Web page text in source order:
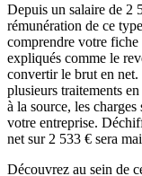
Depuis un salaire de 2
rémunération de ce
comprendre votre
expliqués comme le
convertir le brut en
plusieurs traitements
à la source, les
votre entreprise.
net sur 2 533 € sera
Découvrez au sein de